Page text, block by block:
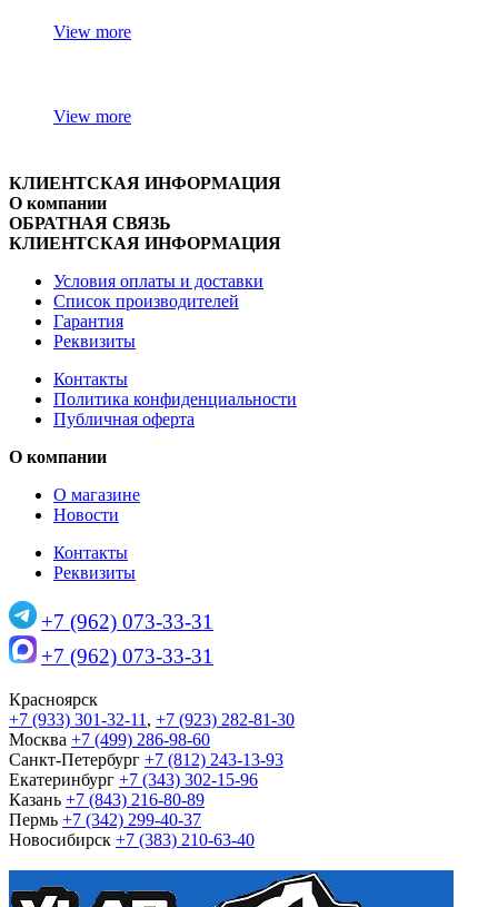
View more
View more
КЛИЕНТСКАЯ ИНФОРМАЦИЯ
О компании
ОБРАТНАЯ СВЯЗЬ
КЛИЕНТСКАЯ ИНФОРМАЦИЯ
Условия оплаты и доставки
Список производителей
Гарантия
Реквизиты
Контакты
Политика конфиденциальности
Публичная оферта
О компании
О магазине
Новости
Контакты
Реквизиты
+7 (962) 073-33-31
+7 (962) 073-33-31
Красноярск
+7 (933) 301-32-11 , +7 (923) 282-81-30
Москва +7 (499) 286-98-60
Санкт-Петербург +7 (812) 243-13-93
Екатеринбург +7 (343) 302-15-96
Казань +7 (843) 216-80-89
Пермь +7 (342) 299-40-37
Новосибирск +7 (383) 210-63-40